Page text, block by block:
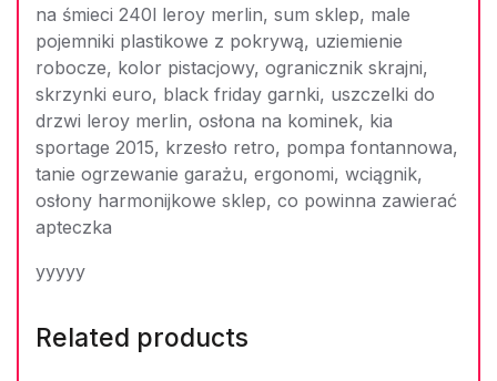
na śmieci 240l leroy merlin, sum sklep, male
pojemniki plastikowe z pokrywą, uziemienie
robocze, kolor pistacjowy, ogranicznik skrajni,
skrzynki euro, black friday garnki, uszczelki do
drzwi leroy merlin, osłona na kominek, kia
sportage 2015, krzesło retro, pompa fontannowa,
tanie ogrzewanie garażu, ergonomi, wciągnik,
osłony harmonijkowe sklep, co powinna zawierać
apteczka
yyyyy
Related products